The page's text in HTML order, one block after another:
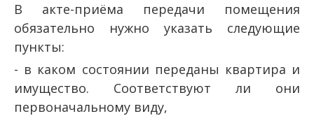
В акте-приёма передачи помещения
обязательно нужно указать следующие
пункты:
- в каком состоянии переданы квартира и
имущество. Соответствуют ли они
первоначальному виду,